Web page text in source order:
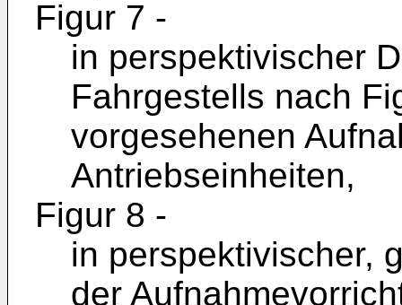
Figur 7 -
in perspektivischer
Fahrgestells nach
vorgesehenen
Antriebseinheiten,
Figur 8 -
in perspektivischer,
der